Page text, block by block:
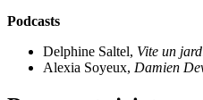
Podcasts
Delphine Saltel, Vite un
Alexia Soyeux, Damien